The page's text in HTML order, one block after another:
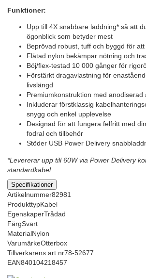
Funktioner:
Upp till 4X snabbare laddning* så att
ögonblick som betyder mest
Beprövad robust, tuff och byggd för
Flätad nylon bekämpar nötning och
Böj/flex-testad 10 000 gånger för
Förstärkt dragavlastning för
livslängd
Premiumkonstruktion med anodiserad
Inkluderar förstklassig
snygg och enkel upplevelse
Designad för att fungera felfritt med
fodral och tillbehör
Stöder USB Power Delivery
*Levererar upp till 60W via Power Delivery
standardkabel
Specifikationer
Artikelnummer82981
ProdukttypKabel
EgenskaperTrådad
FärgSvart
MaterialNylon
VarumärkeOtterbox
Tillverkarens art nr78-52677
EAN840104218457